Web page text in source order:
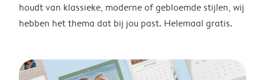
houdt van klassieke, moderne of gebloemde stijlen, wij
hebben het thema dat bij jou past. Helemaal gratis.